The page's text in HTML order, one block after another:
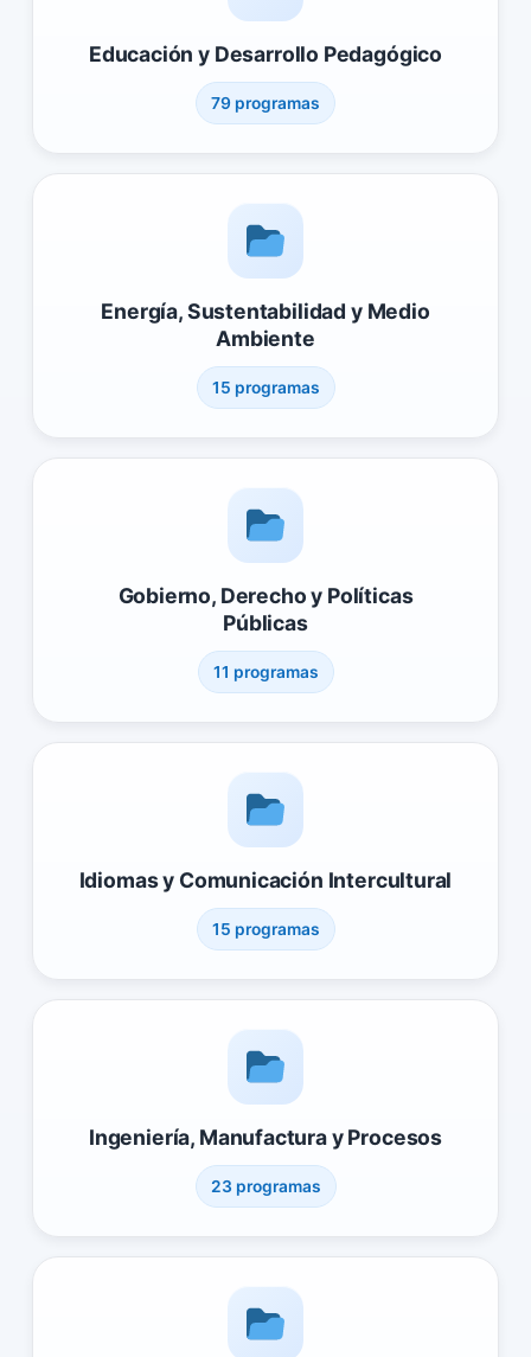
Educación y Desarrollo Pedagógico
79 programas
Energía, Sustentabilidad y Medio
Ambiente
15 programas
Gobierno, Derecho y Políticas
Públicas
11 programas
Idiomas y Comunicación Intercultural
15 programas
Ingeniería, Manufactura y Procesos
23 programas